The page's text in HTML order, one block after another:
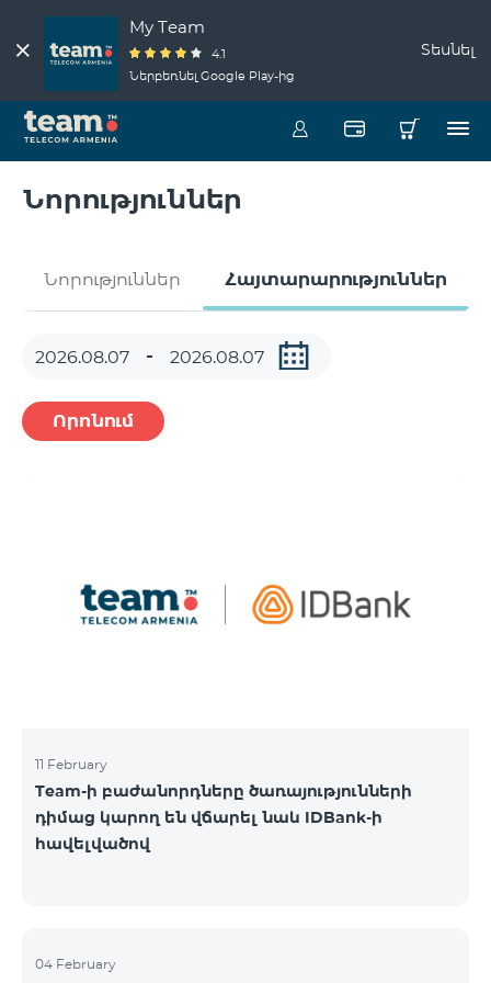
My Team
4.1
Ներբեռնել Google Play-ից
Տեսնել
Նորություններ
Նորություններ Հայտարարություններ
Որոնում
11 February
Team-ի բաժանորդները ծառայությունների
դիմաց կարող են վճարել նաև IDBank-ի
հավելվածով
04 February